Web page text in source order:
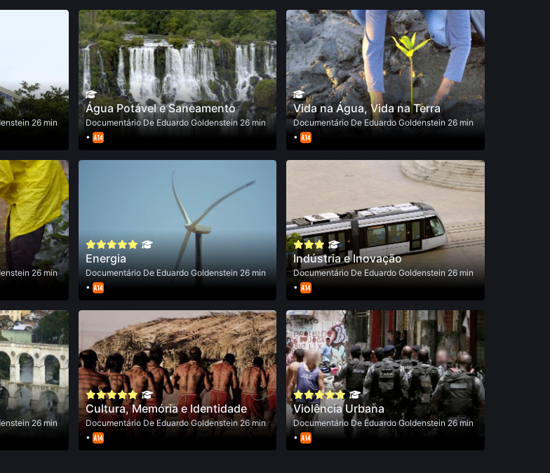
26 min
Água Potável e Saneamento
DocumentárioDeEduardo Goldenstein 26 min
•
Vida na Água, Vida na Terra
Documentário De Eduardo Goldenstein 26 min
•
26 min
Energia
DocumentárioDe Eduardo Goldenstein 26 min
•
Indústria e Inovação
Documentário De Eduardo Goldenstein 26 min
•
26 min
Cultura, Memória e Identidade
DocumentárioDeEduardo Goldenstein 26 min
•
Violência Urbana
Documentário De Eduardo Goldenstein 26 min
•